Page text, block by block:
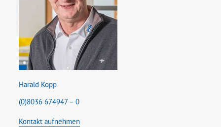
Harald Kopp
(0)8036 674947 – 0
Kontakt aufnehmen